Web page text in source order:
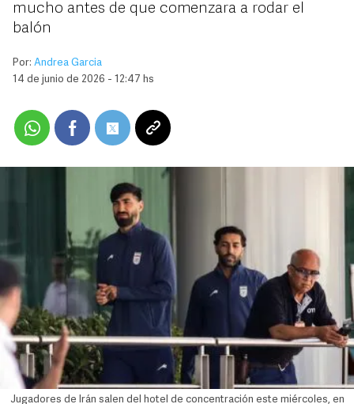
mucho antes de que comenzara a rodar el
balón
Por: Andrea Garcia
14 de junio de 2026 - 12:47 hs
Jugadores de Irán salen del hotel de concentración este miércoles, en